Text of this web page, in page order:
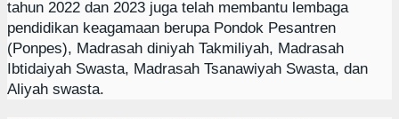
tahun 2022 dan 2023 juga telah membantu lembaga
pendidikan keagamaan berupa Pondok Pesantren
(Ponpes), Madrasah diniyah Takmiliyah, Madrasah
Ibtidaiyah Swasta, Madrasah Tsanawiyah Swasta, dan
Aliyah swasta.